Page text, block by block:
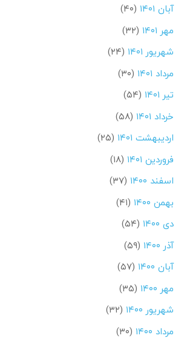
آبان ۱۴۰۱
(۴۰)
مهر ۱۴۰۱
(۳۲)
شهریور ۱۴۰۱
(۲۴)
مرداد ۱۴۰۱
(۳۰)
تیر ۱۴۰۱
(۵۴)
خرداد ۱۴۰۱
(۵۸)
اردیبهشت ۱۴۰۱
(۲۵)
فروردین ۱۴۰۱
(۱۸)
اسفند ۱۴۰۰
(۳۷)
بهمن ۱۴۰۰
(۴۱)
دی ۱۴۰۰
(۵۴)
آذر ۱۴۰۰
(۵۹)
آبان ۱۴۰۰
(۵۷)
مهر ۱۴۰۰
(۳۵)
شهریور ۱۴۰۰
(۳۲)
مرداد ۱۴۰۰
(۳۰)